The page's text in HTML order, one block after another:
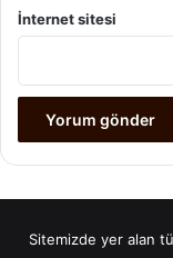
İnternet sitesi
Sitemizde yer alan